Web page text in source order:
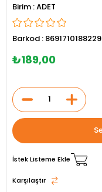
ADET
Barkod : 8691710188229
₺189,00
İstek Listeme Ekle
Karşılaştır